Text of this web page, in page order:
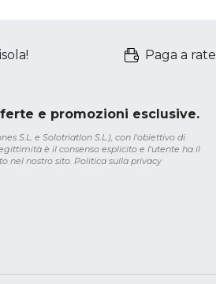
Paga a rate
e promozioni esclusive.
S.L. e Solotriatlon S.L.), con l'obiettivo di
è il consenso esplicito e l'utente ha il
nel nostro sito. Politica sulla privacy